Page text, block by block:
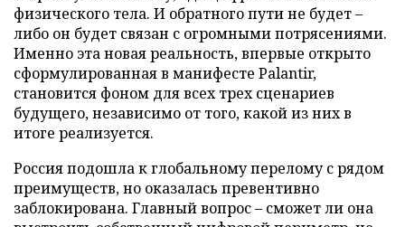
физического тела. И обратного пути не будет –
либо он будет связан с огромными потрясениями.
Именно эта новая реальность, впервые открыто
сформулированная в манифесте Palantir,
становится фоном для всех трех сценариев
будущего, независимо от того, какой из них в
итоге реализуется.
Россия подошла к глобальному перелому с рядом
преимуществ, но оказалась превентивно
заблокирована. Главный вопрос – сможет ли она